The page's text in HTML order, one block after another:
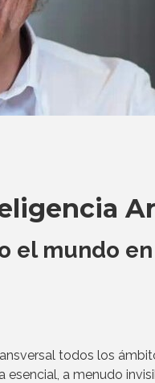
el mundo
todos los
esencial, a menudo